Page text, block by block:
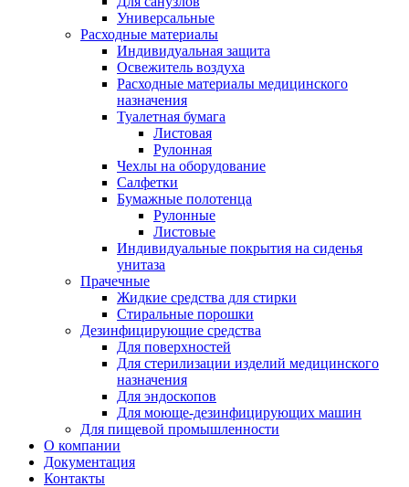
Универсальные
Расходные материалы
Индивидуальная защита
Освежитель воздуха
Расходные материалы медицинского
назначения
Туалетная бумага
Листовая
Рулонная
Чехлы на оборудование
Салфетки
Бумажные полотенца
Рулонные
Листовые
Индивидуальные покрытия на сиденья
унитаза
Прачечные
Жидкие средства для стирки
Стиральные порошки
Дезинфицирующие средства
Для поверхностей
Для стерилизации изделий медицинского
назначения
Для эндоскопов
Для моюще-дезинфицирующих машин
Для пищевой промышленности
О компании
Документация
Контакты